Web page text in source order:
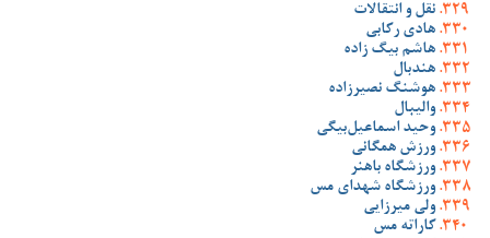
نقل و انتقالات
هادی رکابی
هاشم بیگ زاده
هندبال
هوشنگ نصیرزاده
والیبال
وحید اسماعیل‌بیگی
ورزش همگانی
ورزشگاه باهنر
ورزشگاه شهدای مس
ولی میرزایی
کاراته مس